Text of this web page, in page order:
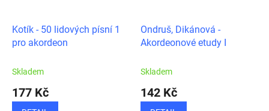
Kotík - 50 lidových písní 1
pro akordeon
Skladem
177 Kč
Ondruš, Dikánová -
Akordeonové etudy I
Skladem
142 Kč